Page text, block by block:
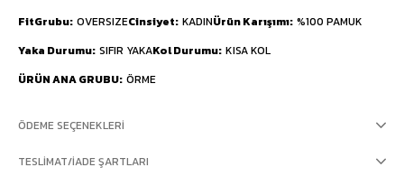
FitGrubu OVERSIZECinsiyet KADINÜrün Karışımı %100 PAMUK
Yaka Durumu SIFIR YAKAKol Durumu KISA KOL
ÜRÜN ANA GRUBU ÖRME
ÖDEME SEÇENEKLERI
TESLIMAT/İADE ŞARTLARI